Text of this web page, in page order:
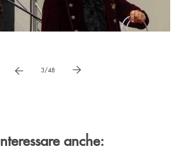
vai a immagne precedente
3/48 vai a immagine successiva
anche: